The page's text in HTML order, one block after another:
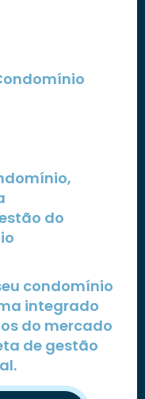
do
condomínio
integrado
do mercado
de gestão